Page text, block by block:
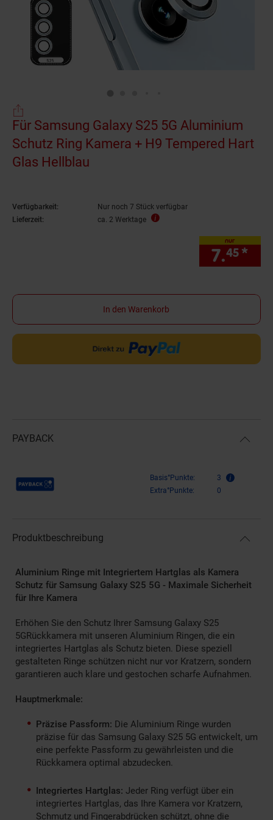
Für Samsung Galaxy S25 5G Aluminium
Schutz Ring Kamera + H9 Tempered Hart
Glas Hellblau
Verfügbarkeit:
Nur noch 7 Stück verfügbar
Lieferzeit:
ca. 2 Werktage
nur
7.45 *
In den Warenkorb
PAYBACK
Payback Punkte Basis°Punkte:
3
Extra°Punkte:
0
Produktbeschreibung
Aluminium Ringe mit Integriertem Hartglas als Kamera
Schutz für Samsung Galaxy S25 5G - Maximale Sicherheit
für Ihre Kamera
Erhöhen Sie den Schutz Ihrer Samsung Galaxy S25
5GRückkamera mit unseren Aluminium Ringen, die ein
integriertes Hartglas als Schutz bieten. Diese speziell
gestalteten Ringe schützen nicht nur vor Kratzern, sondern
garantieren auch klare und gestochen scharfe Aufnahmen.
Hauptmerkmale:
Präzise Passform: Die Aluminium Ringe wurden
präzise für das Samsung Galaxy S25 5G entwickelt, um
eine perfekte Passform zu gewährleisten und die
Rückkamera optimal abzudecken.
Integriertes Hartglas: Jeder Ring verfügt über ein
integriertes Hartglas, das Ihre Kamera vor Kratzern,
Schmutz und Fingerabdrücken schützt, ohne die